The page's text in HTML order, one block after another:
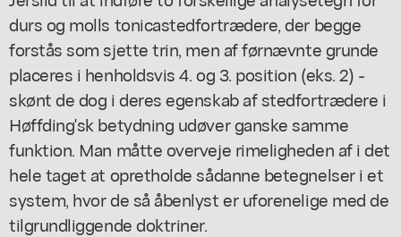
durs og molls tonicastedfortrædere, der begge
forstås som sjette trin, men af førnævnte grunde
placeres i henholdsvis 4. og 3. position (eks. 2) -
skønt de dog i deres egenskab af stedfortrædere i
Høffding'sk betydning udøver ganske samme
funktion. Man måtte overveje rimeligheden af i det
hele taget at opretholde sådanne betegnelser i et
system, hvor de så åbenlyst er uforenelige med de
tilgrundliggende doktriner.